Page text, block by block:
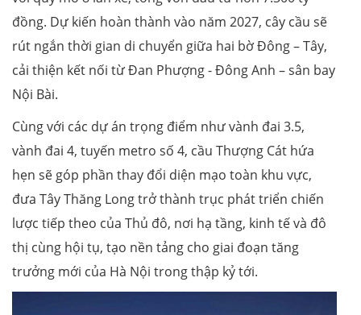
đồng. Dự kiến hoàn thành vào năm 2027, cây cầu sẽ
rút ngắn thời gian di chuyển giữa hai bờ Đông – Tây,
cải thiện kết nối từ Đan Phượng - Đông Anh – sân bay
Nội Bài.
Cùng với các dự án trọng điểm như vành đai 3.5,
vành đai 4, tuyến metro số 4, cầu Thượng Cát hứa
hẹn sẽ góp phần thay đổi diện mạo toàn khu vực,
đưa Tây Thăng Long trở thành trục phát triển chiến
lược tiếp theo của Thủ đô, nơi hạ tầng, kinh tế và đô
thị cùng hội tụ, tạo nền tảng cho giai đoạn tăng
trưởng mới của Hà Nội trong thập kỷ tới.